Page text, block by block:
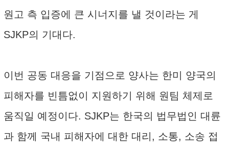
원고 측 입증에 큰 시너지를 낼 것이라는 게
SJKP의 기대다.
이번 공동 대응을 기점으로 양사는 한미 양국의
피해자를 빈틈없이 지원하기 위해 원팀 체제로
움직일 예정이다. SJKP는 한국의 법무법인 대륜
과 함께 국내 피해자에 대한 대리, 소통, 소송 접